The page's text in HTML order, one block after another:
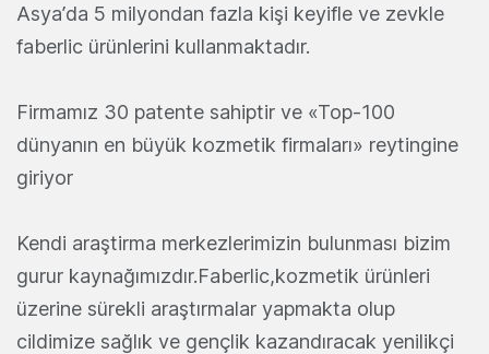
Asya’da 5 milyondan fazla kişi keyifle ve zevkle
faberlic ürünlerini kullanmaktadır.
Firmamız 30 patente sahiptir ve «Top-100
dünyanın en büyük kozmetik firmaları» reytingine
giriyor
Kendi araştirma merkezlerimizin bulunması bizim
gurur kaynağımızdır.Faberlic,kozmetik ürünleri
üzerine sürekli araştırmalar yapmakta olup
cildimize sağlık ve gençlik kazandıracak yenilikçi